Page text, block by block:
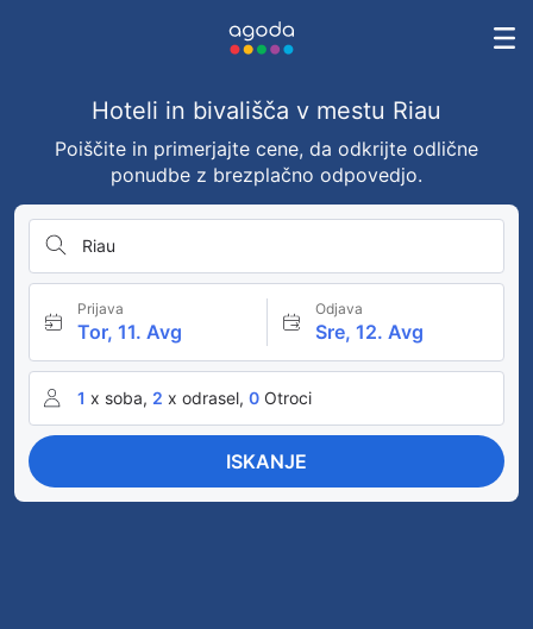
Hoteli in bivališča v mestu Riau
Poiščite in primerjajte cene, da odkrijte odlične
ponudbe z brezplačno odpovedjo.
Riau
Prijava
Tor, 11. Avg
Odjava
Sre, 12. Avg
1 x soba, 2 x odrasel, 0 Otroci
ISKANJE